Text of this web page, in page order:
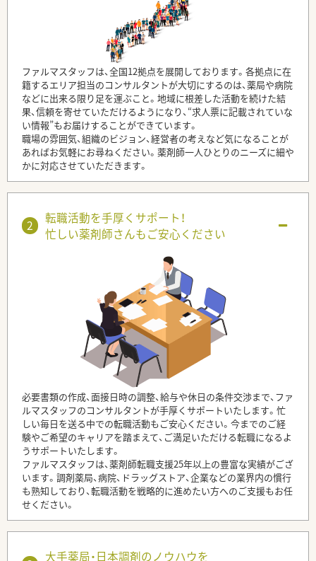
ファルマスタッフは、全国12拠点を展開しております。各拠点に在
籍するエリア担当のコンサルタントが大切にするのは、薬局や病院
などに出来る限り足を運ぶこと。地域に根差した活動を続けた結
果、信頼を寄せていただけるようになり、“求人票に記載されていな
い情報”もお届けすることができています。
職場の雰囲気、組織のビジョン、経営者の考えなど気になることが
あればお気軽にお尋ねください。薬剤師一人ひとりのニーズに細や
かに対応させていただきます。
転職活動を手厚くサポート！
忙しい薬剤師さんもご安心ください
必要書類の作成、面接日時の調整、給与や休日の条件交渉まで、ファ
ルマスタッフのコンサルタントが手厚くサポートいたします。忙
しい毎日を送る中での転職活動もご安心ください。今までのご経
験やご希望のキャリアを踏まえて、ご満足いただける転職になるよ
うサポートいたします。
ファルマスタッフは、薬剤師転職支援25年以上の豊富な実績がござ
います。調剤薬局、病院、ドラッグストア、企業などの業界内の慣行
も熟知しており、転職活動を戦略的に進めたい方へのご支援もお任
せください。
大手薬局・日本調剤のノウハウを